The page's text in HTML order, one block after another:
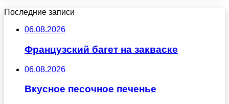
Последние записи
06.08.2026
Французский багет на закваске
06.08.2026
Вкусное песочное печенье